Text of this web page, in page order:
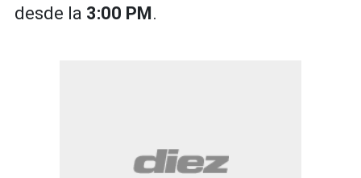
desde la 3:00 PM.